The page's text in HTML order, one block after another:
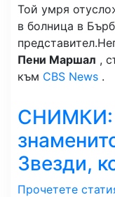
Той умря от
в болница в
представител.
Пени Маршал ,
към CBS News .
СНИМКИ:
Звезди,
Прочетете